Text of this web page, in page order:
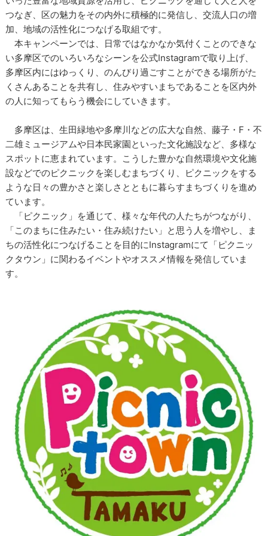
つなぎ、区の魅力をその内外に積極的に発信し、交流人口の増
加、地域の活性化につなげる取組です。
本キャンペーンでは、日常ではなかなか気付くことのできな
い多摩区でのいろいろなシーンを公式Instagramで取り上げ、
多摩区内にはゆっくり、のんびり過ごすことができる場所がた
くさんあることを共有し、住みやすいまちであることを区内外
の人に知ってもらう機会にしていきます。
多摩区は、生田緑地や多摩川などの広大な自然、藤子・F・不
二雄ミュージアムや日本民家園といった文化施設など、多様な
スポットに恵まれています。こうした豊かな自然環境や文化施
設などでのピクニックを楽しむまちづくり、ピクニックをする
ような日々の豊かさと楽しさとともに暮らすまちづくりを進め
ています。
「ピクニック」を通じて、様々な年代の人たちがつながり、
「このまちに住みたい・住み続けたい」と思う人を増やし、ま
ちの活性化につなげることを目的にInstagramにて「ピクニッ
クタウン」に関わるイベントやオススメ情報を発信していま
す。